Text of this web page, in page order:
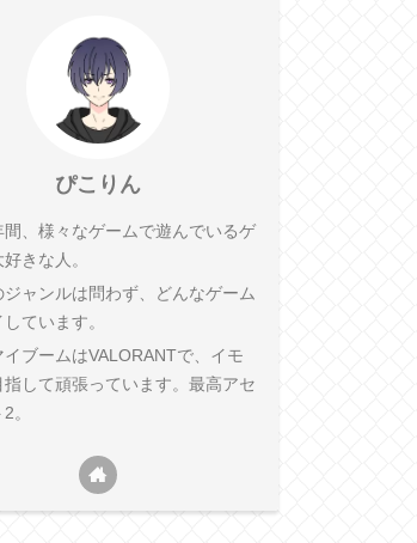
ぴこりん
間、様々なゲームで遊んでいるゲ
きな人。
ジャンルは問わず、どんなゲーム
ています。
イブームはVALORANTで、イモ
指して頑張っています。最高アセ
。